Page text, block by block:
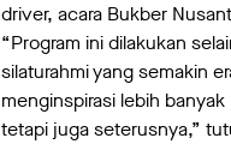
driver, acara Bukber
“Program ini dilakukan
silaturahmi yang semakin
menginspirasi lebih
tetapi juga seterusnya,”